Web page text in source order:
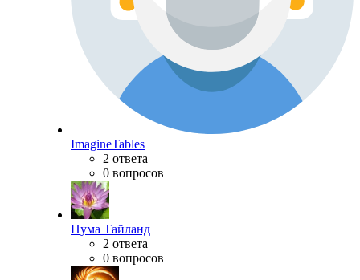
ImagineTables
2 ответа
0 вопросов
Пума Тайланд
2 ответа
0 вопросов